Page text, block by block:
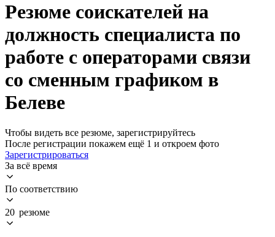
Резюме соискателей на
должность специалиста по
работе с операторами связи
со сменным графиком в
Белеве
Чтобы видеть все резюме, зарегистрируйтесь
После регистрации покажем ещё 1 и откроем фото
Зарегистрироваться
За всё время
По соответствию
20 резюме